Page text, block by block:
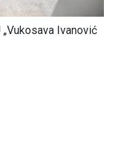
Ivanović